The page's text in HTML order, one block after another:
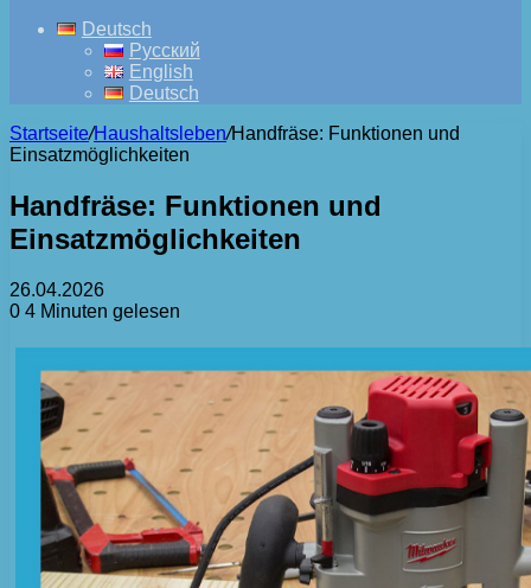
Deutsch
Русский
English
Deutsch
Startseite/Haushaltsleben/Handfräse: Funktionen und
Einsatzmöglichkeiten
Handfräse: Funktionen und
Einsatzmöglichkeiten
26.04.2026
0 4 Minuten gelesen